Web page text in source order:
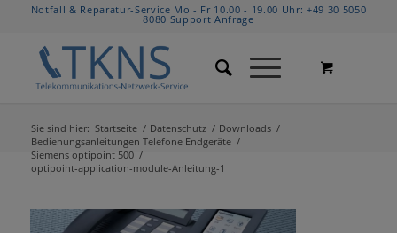
Notfall & Reparatur-Service Mo - Fr 10.00 - 19.00 Uhr:+49 30 5050
8080 Support Anfrage
Sie sind hier: Startseite / Datenschutz / Downloads /
Bedienungsanleitungen Telefone Endgeräte /
Siemens optipoint 500 /
optipoint-application-module-Anleitung-1